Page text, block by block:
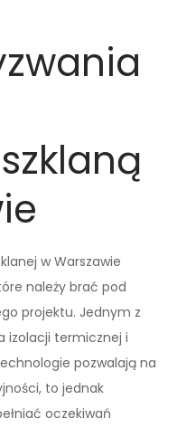
w Warszawie
należy brać pod
projektu. Jednym z
izolacji termicznej i
pozwalają na
to jednak
oczekiwań